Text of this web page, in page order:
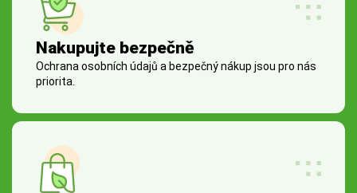
Nakupujte bezpečně
Ochrana osobních údajů a bezpečný nákup jsou pro nás
priorita.